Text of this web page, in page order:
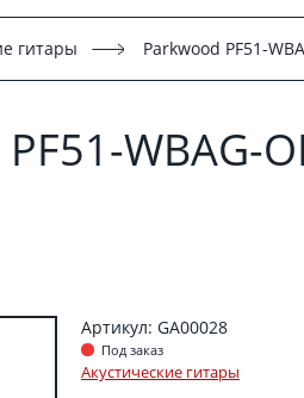
гитары Parkwood PF51-
Артикул: GA00028
Под заказ
Акустические гитары